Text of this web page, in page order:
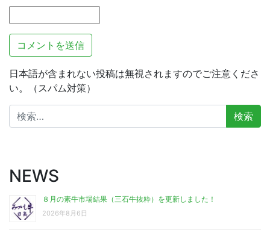
日本語が含まれない投稿は無視されますのでご注意くださ
い。（スパム対策）
検
索:
NEWS
８月の素牛市場結果（三石牛抜粋）を更新しました！
2026年8月6日